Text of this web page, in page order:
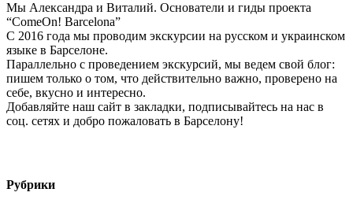
Мы Александра и Виталий. Основатели и гиды проекта
“ComeOn! Barcelona”
С 2016 года мы проводим экскурсии на русском и украинском
языке в Барселоне.
Параллельно с проведением экскурсий, мы ведем свой блог:
пишем только о том, что действительно важно, проверено на
себе, вкусно и интересно.
Добавляйте наш сайт в закладки, подписывайтесь на нас в
соц. сетях и добро пожаловать в Барселону!
Рубрики